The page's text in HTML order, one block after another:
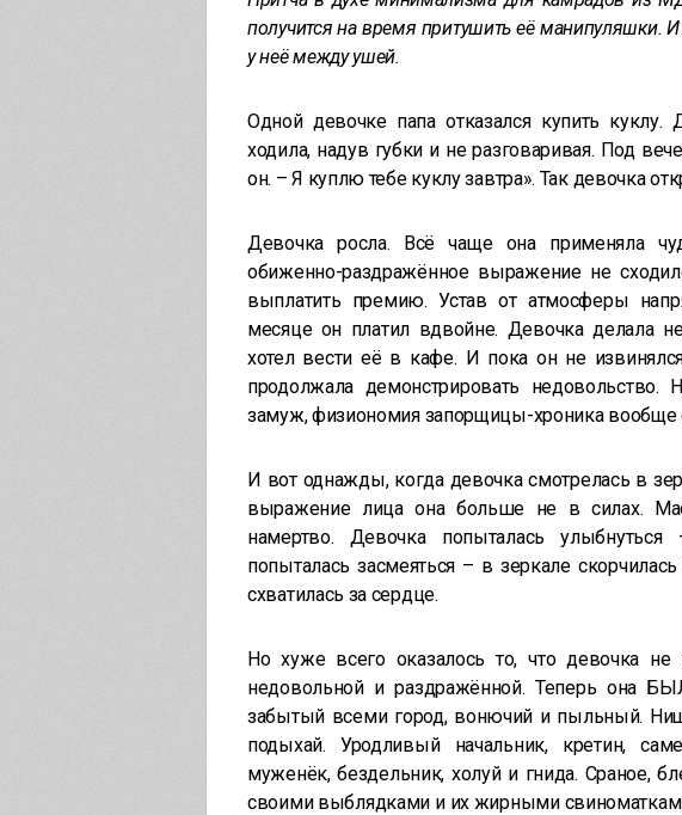
получится на время притушить её манипуляшки. И
у неё между ушей.
Одной девочке папа отказался купить куклу.
ходила, надув губки и не разговаривая. Под
он. – Я куплю тебе куклу завтра». Так девочка
Девочка росла. Всё чаще она применяла
обиженно-раздражённое выражение не
выплатить премию. Устав от атмосферы
месяце он платил вдвойне. Девочка делала
хотел вести её в кафе. И пока он не
продолжала демонстрировать
замуж, физиономия запорщицы-хроника вообще
И вот однажды, когда девочка смотрелась в
выражение лица она больше не в силах.
намертво. Девочка попыталась
попыталась засмеяться – в зеркале
схватилась за сердце.
Но хуже всего оказалось то, что девочка
недовольной и раздражённой. Теперь она
забытый всеми город, вонючий и пыльный.
подыхай. Уродливый начальник, кретин,
муженёк, бездельник, холуй и гнида. Сраное,
своими выблядками и их жирными